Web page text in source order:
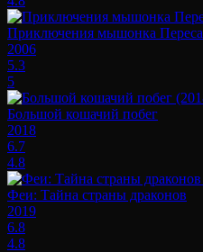
Приключения мышонка Переса
2006
5.3
5
Большой кошачий побег
2018
6.7
4.8
Феи: Тайна страны драконов
2019
6.8
4.8